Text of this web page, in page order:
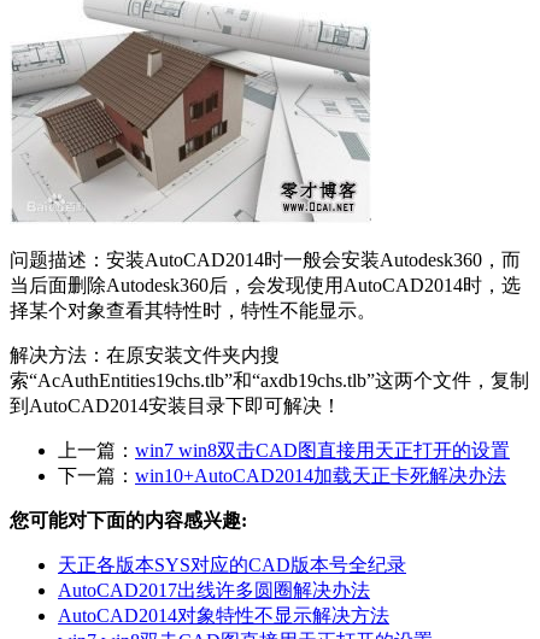
问题描述：安装AutoCAD2014时一般会安装Autodesk360，而
当后面删除Autodesk360后，会发现使用AutoCAD2014时，选
择某个对象查看其特性时，特性不能显示。
解决方法：在原安装文件夹内搜
索“AcAuthEntities19chs.tlb”和“axdb19chs.tlb”这两个文件，复制
到AutoCAD2014安装目录下即可解决！
上一篇： win7 win8双击CAD图直接用天正打开的设置
下一篇： win10+AutoCAD2014加载天正卡死解决办法
您可能对下面的内容感兴趣:
天正各版本SYS对应的CAD版本号全纪录
AutoCAD2017出线许多圆圈解决办法
AutoCAD2014对象特性不显示解决方法